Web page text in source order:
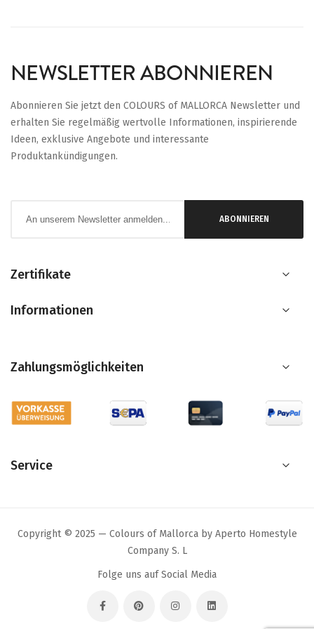
NEWSLETTER ABONNIEREN
Abonnieren Sie jetzt den COLOURS of MALLORCA Newsletter und
erhalten Sie regelmäßig wertvolle Informationen, inspirierende
Ideen, exklusive Angebote und interessante
Produktankündigungen.
ABONNIEREN
Zertifikate
Informationen
Zahlungsmöglichkeiten
Service
Copyright © 2025 — Colours of Mallorca by Aperto Homestyle
Company S. L
Folge uns auf Social Media